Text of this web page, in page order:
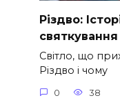
Різдво:
святкування
Світло, що
Різдво і чому
0 38